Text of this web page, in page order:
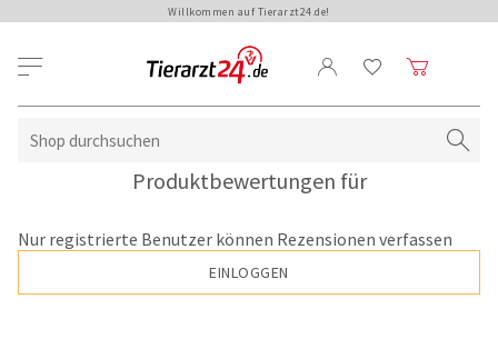
Willkommen auf Tierarzt24.de!
Produktbewertungen für
Nur registrierte Benutzer können Rezensionen verfassen
EINLOGGEN